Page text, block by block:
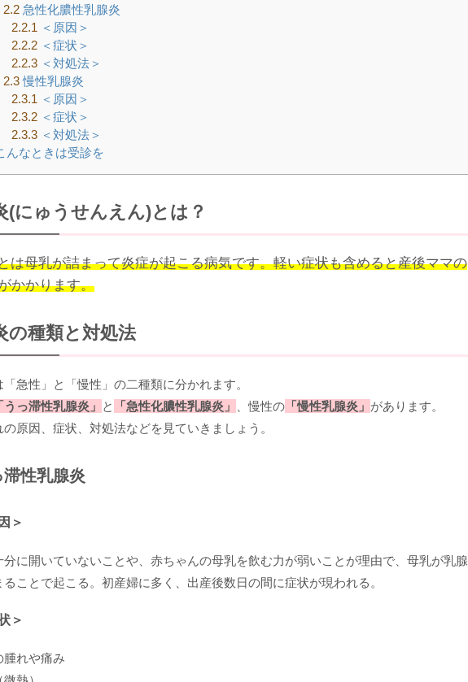
2.2急性化膿性乳腺炎
2.2.1 ＜原因＞
2.2.2 ＜症状＞
2.2.3 ＜対処法＞
2.3慢性乳腺炎
2.3.1 ＜原因＞
2.3.2 ＜症状＞
2.3.3 ＜対処法＞
んなときは受診を
(にゅうせんえん)とは？
は母乳が詰まって炎症が起こる病気です。軽い症状も含めると産後ママの
かかります。
の種類と対処法
急性」と「慢性」の二種類に分かれます。
うっ滞性乳腺炎」 と 「急性化膿性乳腺炎」 、慢性の 「慢性乳腺炎」 があります。
の原因、症状、対処法などを見ていきましょう。
滞性乳腺炎
＞
分に開いていないことや、赤ちゃんの母乳を飲む力が弱いことが理由で、母乳が乳腺
ることで起こる。初産婦に多く、出産後数日の間に症状が現われる。
＞
腫れや痛み